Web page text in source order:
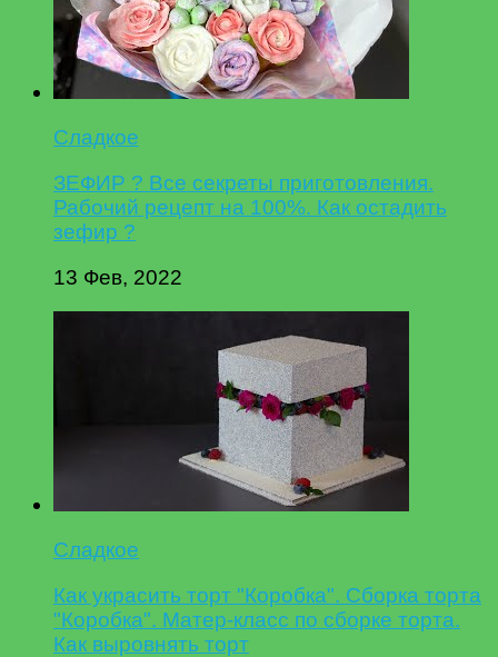
Сладкое
ЗЕФИР ? Все секреты приготовления.
Рабочий рецепт на 100%. Как остадить
зефир ?
13 Фев, 2022
Сладкое
Как украсить торт "Коробка". Сборка торта
"Коробка". Матер-класс по сборке торта.
Как выровнять торт